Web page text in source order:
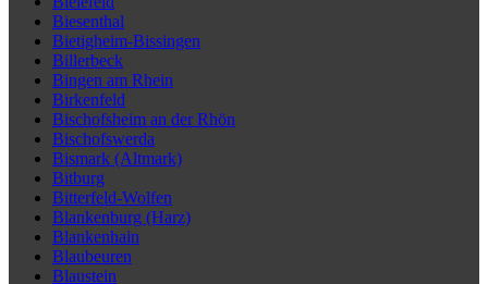
Biesenthal
Bietigheim-Bissingen
Billerbeck
Bingen am Rhein
Birkenfeld
Bischofsheim an der Rhön
Bischofswerda
Bismark (Altmark)
Bitburg
Bitterfeld-Wolfen
Blankenburg (Harz)
Blankenhain
Blaubeuren
Blaustein